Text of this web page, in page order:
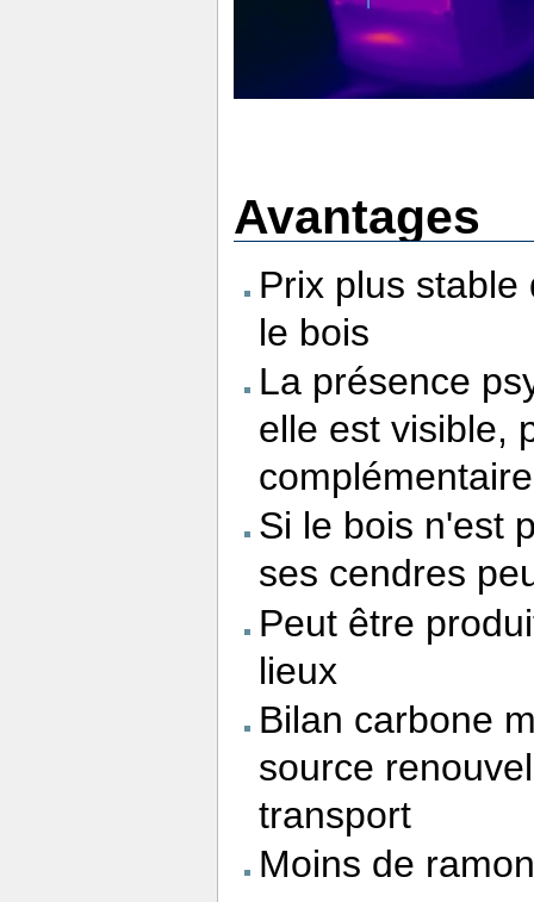
Avantages
Prix plus
le bois
La présence
elle est visible,
Si le bois n'est
ses cendres
Peut être
lieux
Bilan carbone
source
transport
Moins de